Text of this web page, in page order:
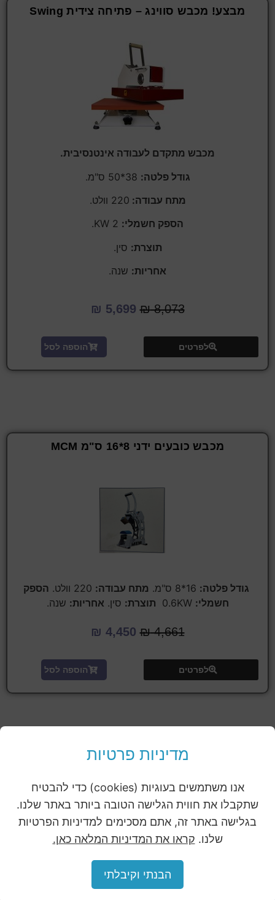
מבצע! מכבש סווינג – פתיחה צידית Swing
מכבש מתקדם לעבודה אינטנסיבית.
גודל פלטה:
מתח עבודה: 220 וולט.
הספק חשמלי:
תוצרת: סין.
אחריות: שנה.
₪8,073
₪ 5,699
לפרטים הוספה לסל
מכבש כובעים ידני 8*16 ס"מ MCM
גודל פלטה: מתח עבודה:
הספק
חשמלי: 0.6KW תוצרת: סין. אחריות: שנה.
₪4,661
₪ 4,450
לפרטים הוספה לסל
מדיניות פרטיות
אנו משתמשים בעוגיות (cookies) כדי להבטיח
שתקבלו את חווית הגלישה הטובה ביותר באתר שלנו.
בגלישה באתר זה, אתם מסכימים למדיניות הפרטיות
שלנו. קראו את המדיניות המלאה כאן.
הבנתי וקיבלתי